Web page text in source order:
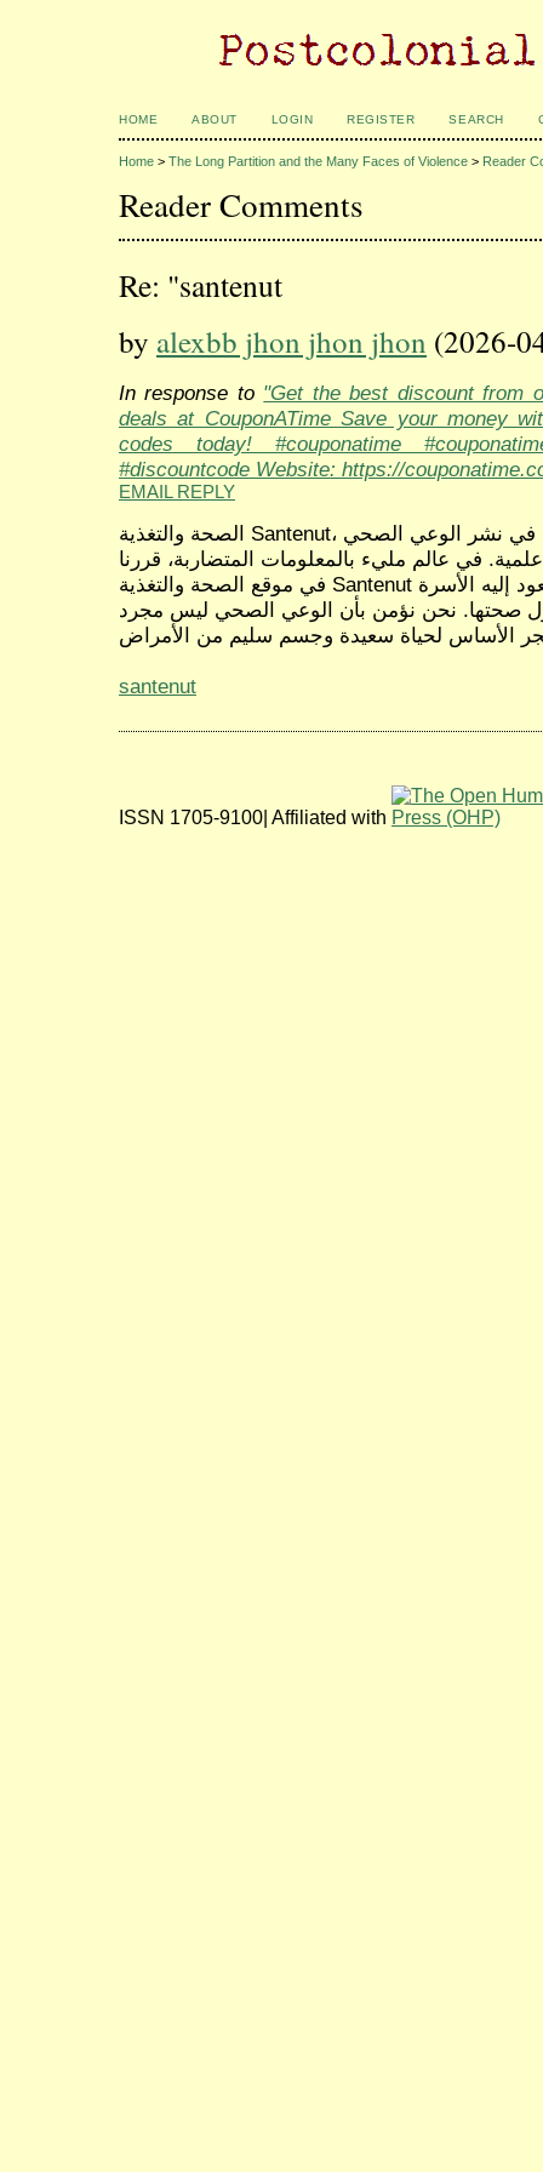
HOME ABOUT LOGIN REGISTER SEARCH
Home > The Long Partition and the Many Faces of Violence > Reader
Reader Comments
Re: "santenut
by alexbb jhon jhon jhon (2026-
In response to "Get the best discount from
deals at CouponATime Save your money
codes today! #couponatime
#discountcode Website: https://
EMAIL REPLY
الصحة والتغذية Santenut، المنصة العربية الرائدة والمتخصصة في نشر الوعي الصحي
في عالم مليء بالمعلومات المتضاربة، قررنا
في موقع الصحة والتغذية Santenut أن نكون المصدر الموثوق الذي تعود إليه الأسرة
صحتها. نحن نؤمن بأن الوعي الصحي ليس مجرد
santenut
ISSN 1705-9100| Affiliated with